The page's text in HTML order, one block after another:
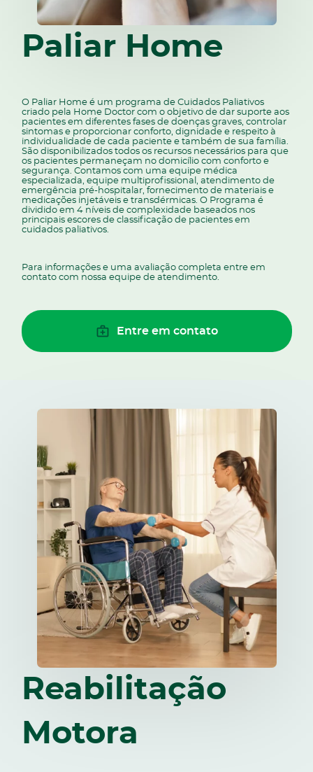
Paliar Home
O Paliar Home é um programa de Cuidados Paliativos
criado pela Home Doctor com o objetivo de dar suporte aos
pacientes em diferentes fases de doenças graves, controlar
sintomas e proporcionar conforto, dignidade e respeito à
individualidade de cada paciente e também de sua família.
São disponibilizados todos os recursos necessários para que
os pacientes permaneçam no domicílio com conforto e
segurança. Contamos com uma equipe médica
especializada, equipe multiprofissional, atendimento de
emergência pré-hospitalar, fornecimento de materiais e
medicações injetáveis e transdérmicas. O Programa é
dividido em 4 níveis de complexidade baseados nos
principais escores de classificação de pacientes em
cuidados paliativos.
Para informações e uma avaliação completa entre em
contato com nossa equipe de atendimento.
Entre em contato
Reabilitação
Motora